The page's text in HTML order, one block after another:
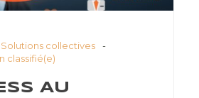
Solutions collectives
classifié(e)
AU